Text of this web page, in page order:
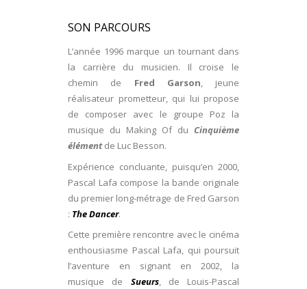
SON PARCOURS
L’année 1996 marque un tournant dans
la carrière du musicien. Il croise le
chemin de Fred Garson, jeune
réalisateur prometteur, qui lui propose
de composer avec le groupe Poz la
musique du Making Of du Cinquième
élémentde Luc Besson.
Expérience concluante, puisqu’en 2000,
Pascal Lafa compose la bande originale
du premier long-métrage de Fred Garson
: The Dancer.
Cette première rencontre avec le cinéma
enthousiasme Pascal Lafa, qui poursuit
l’aventure en signant en 2002, la
musique de Sueurs, de Louis-Pascal